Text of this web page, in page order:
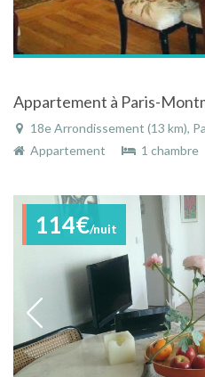
18e Arrondissement (13 km),
Appartement
1 chambre
114€/nuit